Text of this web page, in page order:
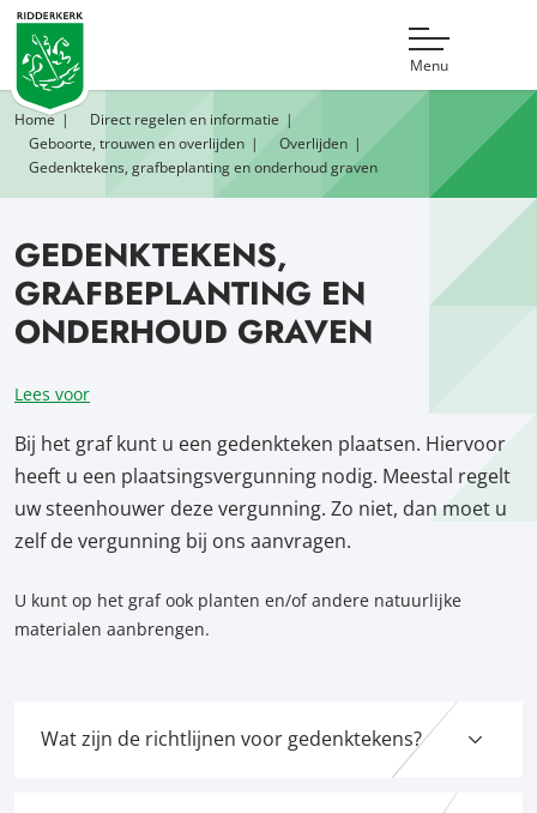
Menu
Home
Direct regelen en informatie
Geboorte, trouwen en overlijden
Overlijden
Gedenktekens, grafbeplanting en onderhoud graven
GEDENKTEKENS,
GRAFBEPLANTING EN
ONDERHOUD GRAVEN
Lees voor
Bij het graf kunt u een gedenkteken plaatsen. Hiervoor
heeft u een plaatsingsvergunning nodig. Meestal regelt
uw steenhouwer deze vergunning. Zo niet, dan moet u
zelf de vergunning bij ons aanvragen.
U kunt op het graf ook planten en/of andere natuurlijke
materialen aanbrengen.
Wat zijn de richtlijnen voor gedenktekens?